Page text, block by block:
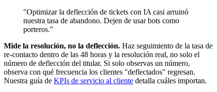
"Optimizar la deflección de tickets con IA casi arruinó
nuestra tasa de abandono. Dejen de usar bots como
porteros."
Mide la resolución, no la deflección. Haz seguimiento de la tasa de
re-contacto dentro de las 48 horas y la resolución real, no solo el
número de deflección del titular. Si solo observas un número,
observa con qué frecuencia los clientes "deflectados" regresan.
Nuestra guía de KPIs de servicio al cliente detalla cuáles importan.